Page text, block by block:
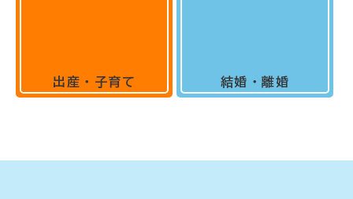
出産・子育て 結婚・離婚